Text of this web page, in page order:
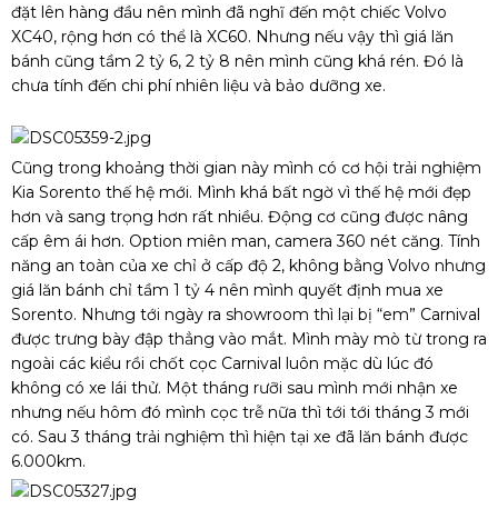
đặt lên hàng đầu nên mình đã nghĩ đến một chiếc Volvo
XC40, rộng hơn có thể là XC60. Nhưng nếu vậy thì giá lăn
bánh cũng tầm 2 tỷ 6, 2 tỷ 8 nên mình cũng khá rén. Đó là
chưa tính đến chi phí nhiên liệu và bảo dưỡng xe.
Cũng trong khoảng thời gian này mình có cơ hội trải nghiệm
Kia Sorento thế hệ mới. Mình khá bất ngờ vì thế hệ mới đẹp
hơn và sang trọng hơn rất nhiều. Động cơ cũng được nâng
cấp êm ái hơn. Option miên man, camera 360 nét căng. Tính
năng an toàn của xe chỉ ở cấp độ 2, không bằng Volvo nhưng
giá lăn bánh chỉ tầm 1 tỷ 4 nên mình quyết định mua xe
Sorento. Nhưng tới ngày ra showroom thì lại bị “em” Carnival
được trưng bày đập thẳng vào mắt. Mình mày mò từ trong ra
ngoài các kiểu rồi chốt cọc Carnival luôn mặc dù lúc đó
không có xe lái thử. Một tháng rưỡi sau mình mới nhận xe
nhưng nếu hôm đó mình cọc trễ nữa thì tới tới tháng 3 mới
có. Sau 3 tháng trải nghiệm thì hiện tại xe đã lăn bánh được
6.000km.